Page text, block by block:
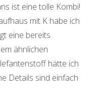
ist eine tolle Kombi!
mit K habe ich
eine bereits
ähnlichen
hätte ich
Details sind einfach